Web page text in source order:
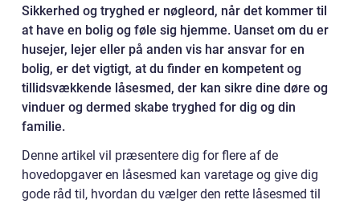
Sikkerhed og tryghed er nøgleord, når det kommer til
at have en bolig og føle sig hjemme. Uanset om du er
husejer, lejer eller på anden vis har ansvar for en
bolig, er det vigtigt, at du finder en kompetent og
tillidsvækkende låsesmed, der kan sikre dine døre og
vinduer og dermed skabe tryghed for dig og din
familie.
Denne artikel vil præsentere dig for flere af de
hovedopgaver en låsesmed kan varetage og give dig
gode råd til, hvordan du vælger den rette låsesmed til